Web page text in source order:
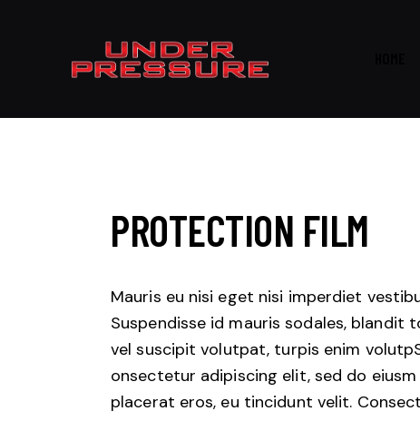
PROTECTION FILM
Mauris eu nisi eget nisi imperdiet
Suspendisse id mauris sodales,
vel suscipit volutpat, turpis enim
onsectetur adipiscing elit, sed do
placerat eros, eu tincidunt velit.